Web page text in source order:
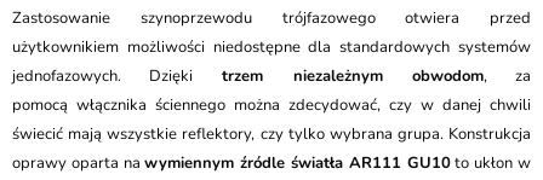
Zastosowanie szynoprzewodu trójfazowego otwiera przed
użytkownikiem możliwości niedostępne dla standardowych systemów
jednofazowych. Dzięki trzem niezależnym obwodom, za
pomocą włącznika ściennego można zdecydować, czy w danej chwili
świecić mają wszystkie reflektory, czy tylko wybrana grupa. Konstrukcja
oprawy oparta nawymiennym źródle światła AR111 GU10to ukłon w